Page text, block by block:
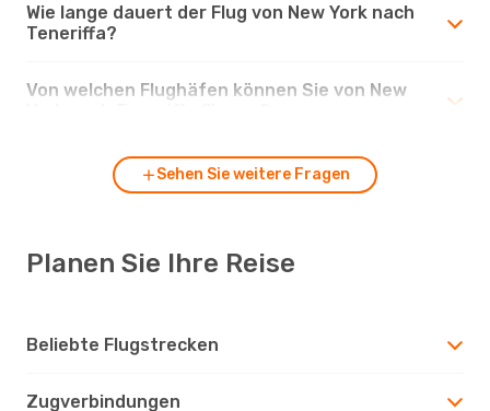
Wie lange dauert der Flug von New York nach
Teneriffa?
Von welchen Flughäfen können Sie von New
Sehen Sie weitere Fragen
Planen Sie Ihre Reise
Beliebte Flugstrecken
Zugverbindungen